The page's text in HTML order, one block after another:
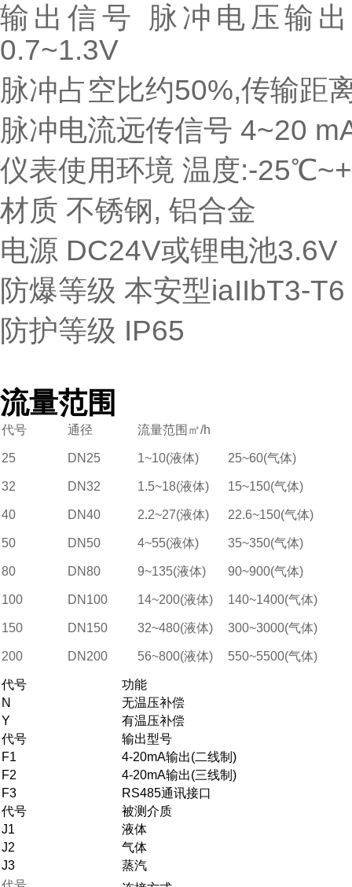
输出信号 脉冲电压输
0.7~1.3V
脉冲占空比约50%,传输距
脉冲电流远传信号 4~20
仪表使用环境 温度:-
材质 不锈钢, 铝合金
电源 DC24V或锂电池3.6V
防爆等级 本安型iaIIbT3-T6
防护等级 IP65
流量范围
代号 通径 流量范围㎡/h
25 DN25 1~10(液体) 25~60(气体)
32 DN32 1.5~18(液体) 15~150(气体)
40 DN40 2.2~27(液体) 22.6~150(气体)
50 DN50 4~55(液体) 35~350(气体)
80 DN80 9~135(液体) 90~900(气体)
100 DN100 14~200(液体) 140~1400(气体)
150 DN150 32~480(液体) 300~3000(气体)
200 DN200 56~800(液体) 550~5500(气体)
代号
功能
N
无温压补偿
Y
有温压补偿
代号
输出型号
F1
4-20mA输出(二线制)
F2
4-20mA输出(三线制)
F3
RS485通讯接口
代号
被测介质
J1
液体
J2
气体
J3
蒸汽